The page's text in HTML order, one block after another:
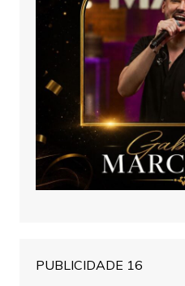
PUBLICIDADE 16